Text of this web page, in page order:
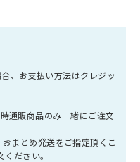
、お支払い方法はクレジッ
通販商品のみ一緒にご注文
まとめ発送をご指定頂くこ
ださい。